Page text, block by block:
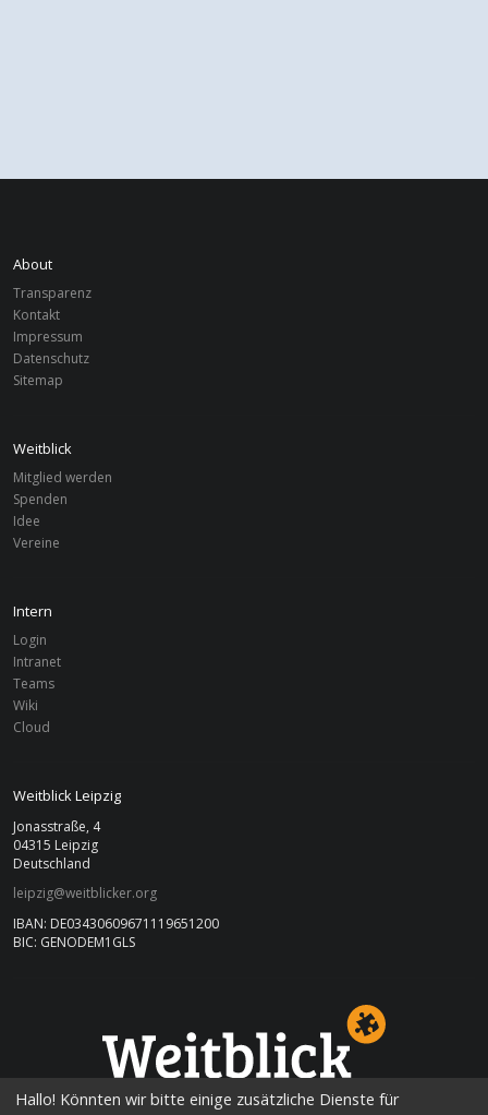
About
Transparenz
Kontakt
Impressum
Datenschutz
Sitemap
Weitblick
Mitglied werden
Spenden
Idee
Vereine
Intern
Login
Intranet
Teams
Wiki
Cloud
Weitblick Leipzig
Jonasstraße, 4
04315 Leipzig
Deutschland
leipzig@weitblicker.org
IBAN: DE03430609671119651200
BIC: GENODEM1GLS
LEIPZIG
Hallo! Könnten wir bitte einige zusätzliche Dienste für